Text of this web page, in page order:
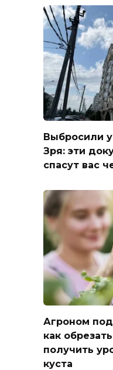
Выбросили
Зря: эти
спасут вас
Агроном
как
получить
куста